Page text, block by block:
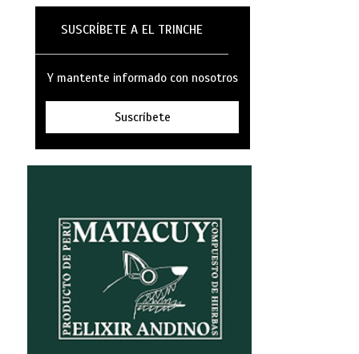
SUSCRÍBETE A EL TRINCHE
Y mantente informado con nosotros
Suscríbete